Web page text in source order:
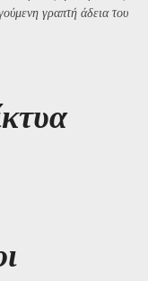
γραπτή άδεια του